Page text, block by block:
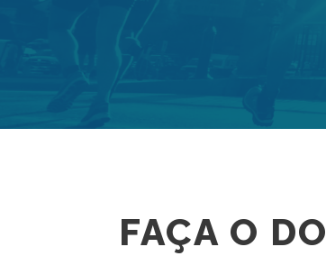
FAÇA O